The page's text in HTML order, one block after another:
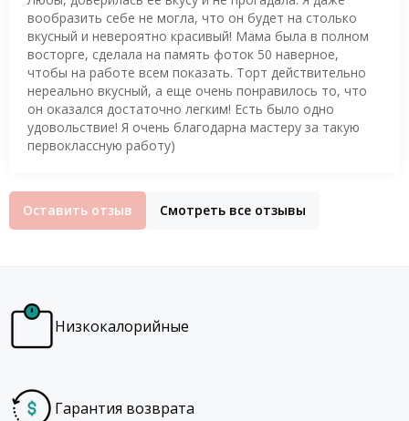
вообразить себе не могла, что он будет на столько
вкусный и невероятно красивый! Мама была в полном
восторге, сделала на память фоток 50 наверное,
чтобы на работе всем показать. Торт действительно
нереально вкусный, а еще очень понравилось то, что
он оказался достаточно легким! Есть было одно
удовольствие! Я очень благодарна мастеру за такую
первоклассную работу)
Оставить отзыв Смотреть все отзывы
Низкокалорийные
Гарантия возврата